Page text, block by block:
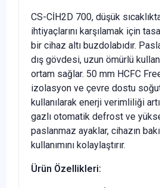
CS-CİH2D 700, düşük
ihtiyaçlarını karşılamak için
bir cihaz altı buzdolabıdır.
dış gövdesi, uzun ömürlü
ortam sağlar. 50 mm HCFC
izolasyon ve çevre dostu
kullanılarak enerji verimliliği
gazlı otomatik defrost ve
paslanmaz ayaklar, cihazın
kullanımını kolaylaştırır.
Ürün Özellikleri: